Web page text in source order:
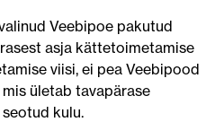
Veebipoe pakutud
asja kättetoimetamise
viisi, ei pea Veebipood
ületab tavapärase
kulu.